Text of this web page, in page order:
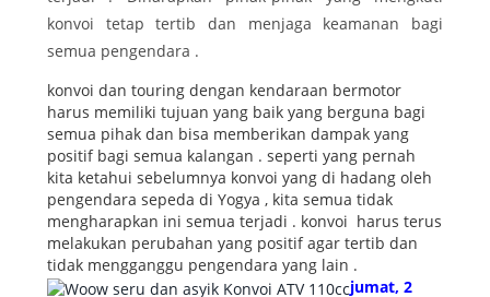
konvoi tetap tertib dan menjaga keamanan bagi
semua pengendara .
konvoi dan touring dengan kendaraan bermotor
harus memiliki tujuan yang baik yang berguna bagi
semua pihak dan bisa memberikan dampak yang
positif bagi semua kalangan . seperti yang pernah
kita ketahui sebelumnya konvoi yang di hadang oleh
pengendara sepeda di Yogya , kita semua tidak
mengharapkan ini semua terjadi . konvoi harus terus
melakukan perubahan yang positif agar tertib dan
tidak mengganggu pengendara yang lain .
jumat, 2